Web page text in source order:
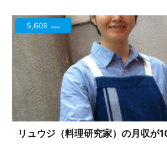
5,609 view
リュウジ（料理研究家）の月収が